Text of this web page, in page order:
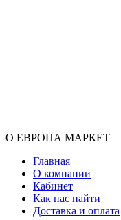
О ЕВРОПА МАРКЕТ
Главная
О компании
Кабинет
Как нас найти
Доставка и оплата